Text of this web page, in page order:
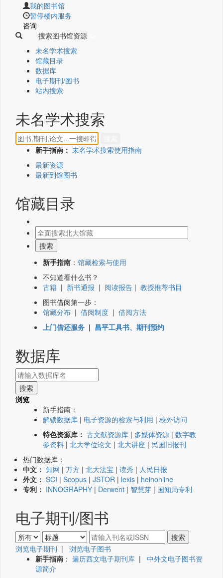
我的图书馆
暂停楼内服务
咨询
搜索图书馆资源
未名学术搜索
馆藏目录
数据库
电子期刊/图书
站内搜索
未名学术搜索
新手指南： 未名学术搜索使用指南
最新资源
最新到馆图书
馆藏目录
新手指南 ： 馆藏检索与使用
不知道看什么书？
古籍 | 新书通报 | 阅读报告 | 教授推荐书目
图书借阅第一步：
馆藏分布 | 借阅制度 | 借阅方法
上门借还服务 | 昌平工具书、期刊预约
数据库
浏览
新手指南：
解锁数据库 | 电子资源的检索与利用 | 校外访问
特色资源库： 古文献资源库 | 多媒体资源 | 数字教
参资料 | 北大学位论文 | 北大讲座 | 民国旧报刊
热门数据库：
中文： 知网 | 万方 | 北大法宝 | 读秀 | 人民日报
外文： SCI | Scopus | JSTOR | lexis | heinonline
专利： INNOGRAPHY | Derwent | 智慧芽 | 国知局专利
电子期刊/图书
浏览电子期刊 | 浏览电子图书
新手指南 ： 遍历西文电子期刊库 | 中外文电子图书资
源简介